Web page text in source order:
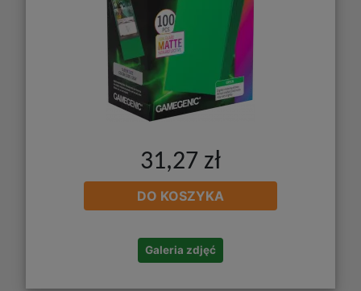
31,27 zł
DO KOSZYKA
Galeria zdjęć